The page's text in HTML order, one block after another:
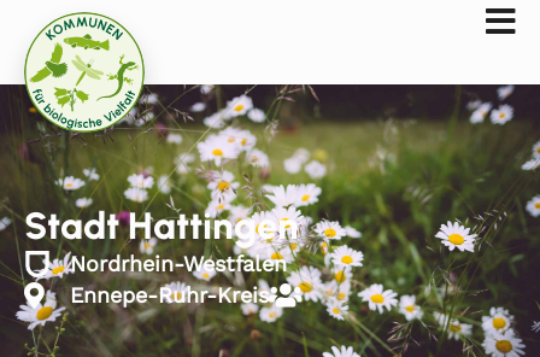
Stadt Hattingen
Nordrhein-Westfalen
Ennepe-Ruhr-Kreis